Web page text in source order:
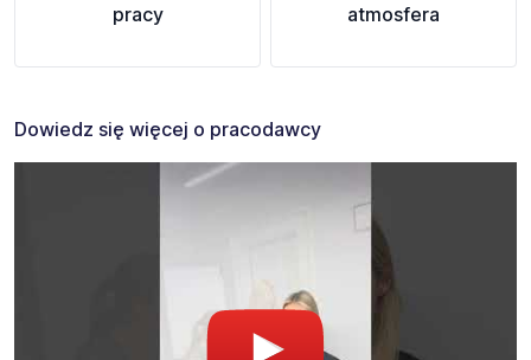
pracy
atmosfera
Dowiedz się więcej o pracodawcy